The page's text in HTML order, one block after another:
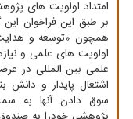
امتداد اولویت های
بر طبق این فراخوان
همچون «توسعه و
اولویت های علمی و
علمی بین المللی در
اشتغال پایدار و دانش
سوق دادن آنها به